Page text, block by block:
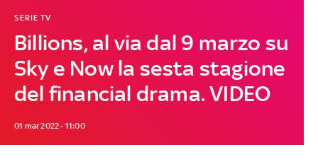
Billions, al via dal 9 marzo su
Sky e Now la sesta stagione
del financial drama. VIDEO
SERIE TV
01 mar 2022 - 11:00